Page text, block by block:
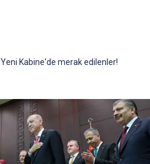
Yeni Kabine'de merak edilenler!